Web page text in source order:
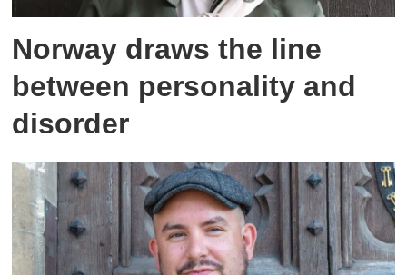
Norway draws the line
between personality and
disorder